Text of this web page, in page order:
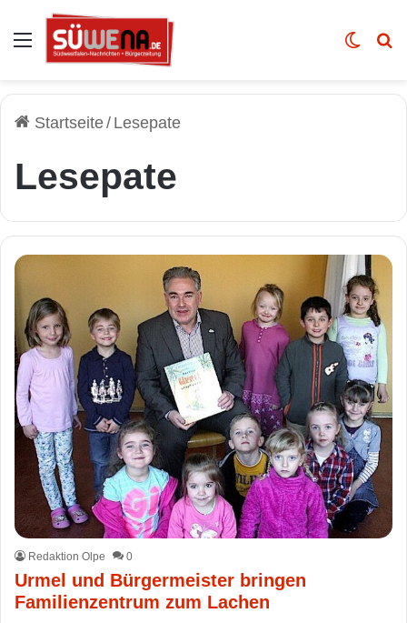
Auswahl Skin
Startseite/ Lesepate
Lesepate
Redaktion Olpe 0
Urmel und Bürgermeister bringen
Familienzentrum zum Lachen